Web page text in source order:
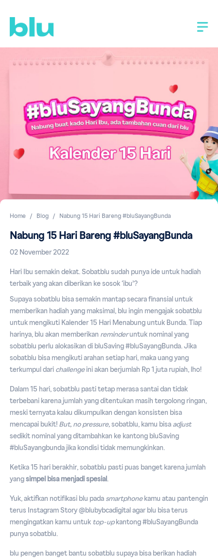
Home Blog Nabung 15 Hari Bareng #bluSayangBunda
Nabung 15 Hari Bareng #bluSayangBunda
02 November 2022
Hari Ibu semakin dekat. Sobatblu sudah punya ide untuk hadiah
terbaik yang akan diberikan ke sosok ‘ibu’?
Supaya sobatblu bisa semakin mantap secara finansial untuk
memberikan hadiah yang maksimal, blu ingin mengajak sobatblu
untuk mengikuti Kalender 15 Hari Menabung untuk Bunda. Tiap
harinya, blu akan memberikan reminderuntuk nominal yang
sobatblu perlu alokasikan di bluSaving #bluSayangBunda. Jika
sobatblu bisa mengikuti arahan setiap hari, maka uang yang
terkumpul dari challengeini akan berjumlah Rp 1 juta rupiah, lho!
Dalam 15 hari, sobatblu pasti tetap merasa santai dan tidak
terbebani karena jumlah yang ditentukan masih tergolong ringan,
meski ternyata kalau dikumpulkan dengan konsisten bisa
mencapai bukit! But, no pressure,sobatblu, kamu bisa adjust
sedikit nominal yang ditambahkan ke kantong bluSaving
#bluSayangbunda jika kondisi tidak memungkinkan.
Ketika 15 hari berakhir, sobatblu pasti puas banget karena jumlah
yangsimpel bisa menjadi spesial.
Yuk, aktifkan notifikasi blu pada smartphonekamu atau pantengin
terus Instagram Story@blubybcadigitalagar blu bisa terus
mengingatkan kamu untuk top-upkantong #bluSayangBunda
punya sobatblu.
blu pengen banget bantu sobatblu supaya bisa berikan hadiah